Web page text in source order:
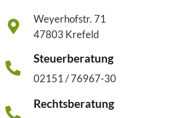
Weyerhofstr. 71
47803 Krefeld
Steuerberatung
02151 / 76967-30
Rechtsberatung